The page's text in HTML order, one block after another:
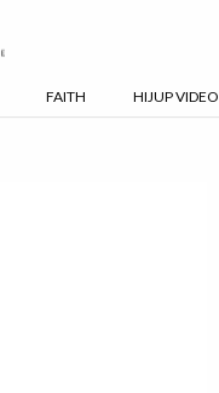
FAITH HIJUP VIDEO